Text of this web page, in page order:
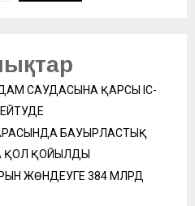
АДАМ САУДАСЫНА ҚАРСЫ ІС-
БАУЫРЛАСТЫҚ
ҚОЛ ҚОЙЫЛДЫ
ЖӨНДЕУГЕ 384 МЛРД